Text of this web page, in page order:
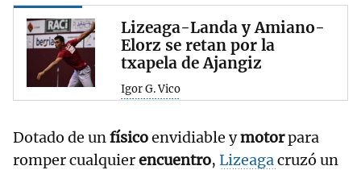
Lizeaga-Landa y Amiano-
Elorz se retan por la
txapela de Ajangiz
Igor G. Vico
Dotado de un físicoenvidiable ymotorpara
romper cualquierencuentro, Lizeaga cruzó un